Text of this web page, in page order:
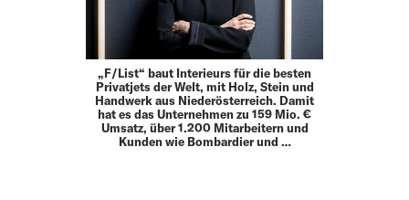
„F/List“ baut Interieurs für die besten
Privatjets der Welt, mit Holz, Stein und
Handwerk aus Niederösterreich. Damit
hat es das Unternehmen zu 159 Mio. €
Umsatz, über 1.200 Mitarbeitern und
Kunden wie Bombardier und …